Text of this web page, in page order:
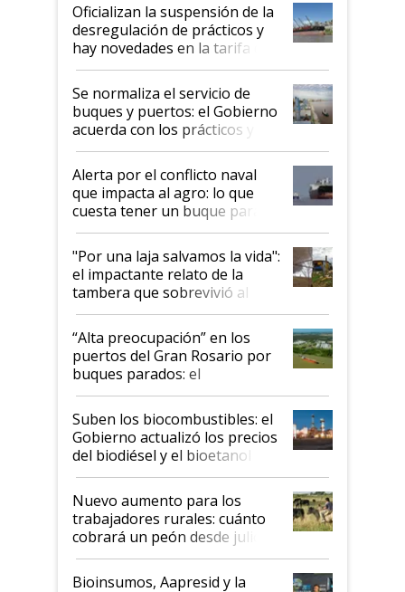
Oficializan la suspensión de la
desregulación de prácticos y
hay novedades en la tarifa de
la hidrovía
Se normaliza el servicio de
buques y puertos: el Gobierno
acuerda con los prácticos y
suspende el decreto de
desregulación
Alerta por el conflicto naval
que impacta al agro: lo que
cuesta tener un buque parado
y el peligro de que Argentina
pase a ser "país sucio"
"Por una laja salvamos la vida":
el impactante relato de la
tambera que sobrevivió al
tornado
“Alta preocupación” en los
puertos del Gran Rosario por
buques parados: el
funcionamiento de las
exportadoras en tensión tras
la medida de fuerza de los
prácticos
Suben los biocombustibles: el
Gobierno actualizó los precios
del biodiésel y el bioetanol
Nuevo aumento para los
trabajadores rurales: cuánto
cobrará un peón desde julio
Bioinsumos, Aapresid y la